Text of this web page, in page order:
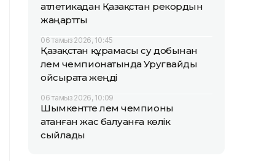
атлетикадан Қазақстан рекордын
жаңартты
06 тамыз 2026, 10:45
Қазақстан құрамасы су добынан
әлем чемпионатында Уругвайды
ойсырата жеңді
06 тамыз 2026, 10:09
Шымкентте әлем чемпионы
атанған жас балуанға көлік
сыйлады